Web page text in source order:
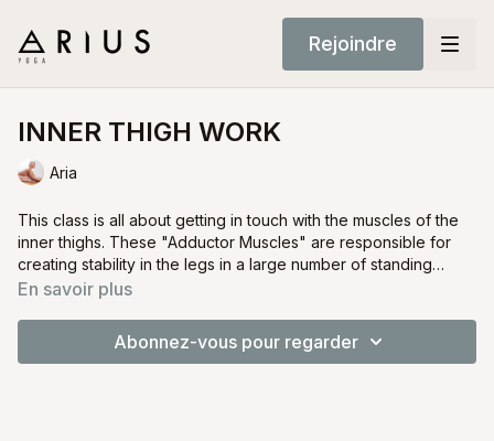
Rejoindre
INNER THIGH WORK
Aria
This class is all about getting in touch with the muscles of the
inner thighs. These "Adductor Muscles" are responsible for
creating stability in the legs in a large number of standing
postures and arms balances.
En savoir plus
Abonnez-vous pour regarder